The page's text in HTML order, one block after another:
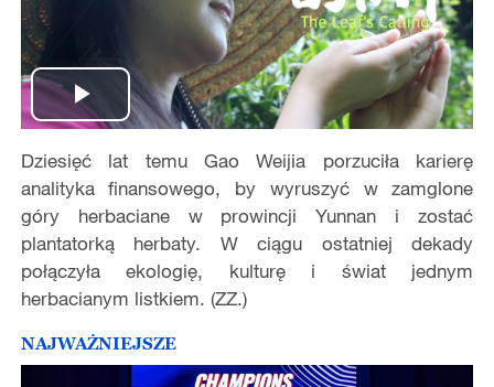
Play
Video
Dziesięć lat temu Gao Weijia porzuciła karierę
analityka finansowego, by wyruszyć w zamglone
góry herbaciane w prowincji Yunnan i zostać
plantatorką herbaty. W ciągu ostatniej dekady
połączyła ekologię, kulturę i świat jednym
herbacianym listkiem. (ZZ.)
NAJWAŻNIEJSZE